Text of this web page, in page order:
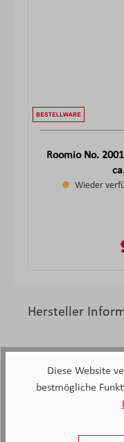
Roomio No.
Wieder
Hersteller
Diese Website
bestmögliche